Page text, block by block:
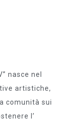
nasce nel
artistiche,
comunità sui
l’